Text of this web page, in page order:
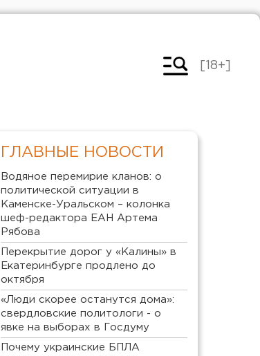
[18+]
ГЛАВНЫЕ НОВОСТИ
Водяное перемирие кланов: о
политической ситуации в
Каменске-Уральском – колонка
шеф-редактора ЕАН Артема
Рябова
Перекрытие дорог у «Калины» в
Екатеринбурге продлено до
октября
«Люди скорее останутся дома»:
свердловские политологи - о
явке на выборах в Госдуму
Почему украинские БПЛА